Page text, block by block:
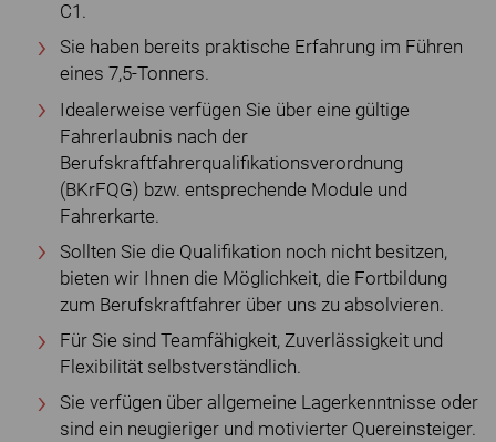
C1.
Sie haben bereits praktische Erfahrung im Führen
eines 7,5-Tonners.
Idealerweise verfügen Sie über eine gültige
Fahrerlaubnis nach der
Berufskraftfahrerqualifikationsverordnung
(BKrFQG) bzw. entsprechende Module und
Fahrerkarte.
Sollten Sie die Qualifikation noch nicht besitzen,
bieten wir Ihnen die Möglichkeit, die Fortbildung
zum Berufskraftfahrer über uns zu absolvieren.
Für Sie sind Teamfähigkeit, Zuverlässigkeit und
Flexibilität selbstverständlich.
Sie verfügen über allgemeine Lagerkenntnisse oder
sind ein neugieriger und motivierter Quereinsteiger.